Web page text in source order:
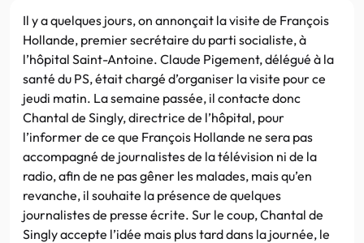
Il y a quelques jours, on annonçait la visite de François
Hollande, premier secrétaire du parti socialiste, à
l’hôpital Saint-Antoine. Claude Pigement, délégué à la
santé du PS, était chargé d’organiser la visite pour ce
jeudi matin. La semaine passée, il contacte donc
Chantal de Singly, directrice de l’hôpital, pour
l’informer de ce que François Hollande ne sera pas
accompagné de journalistes de la télévision ni de la
radio, afin de ne pas gêner les malades, mais qu’en
revanche, il souhaite la présence de quelques
journalistes de presse écrite. Sur le coup, Chantal de
Singly accepte l’idée mais plus tard dans la journée, le